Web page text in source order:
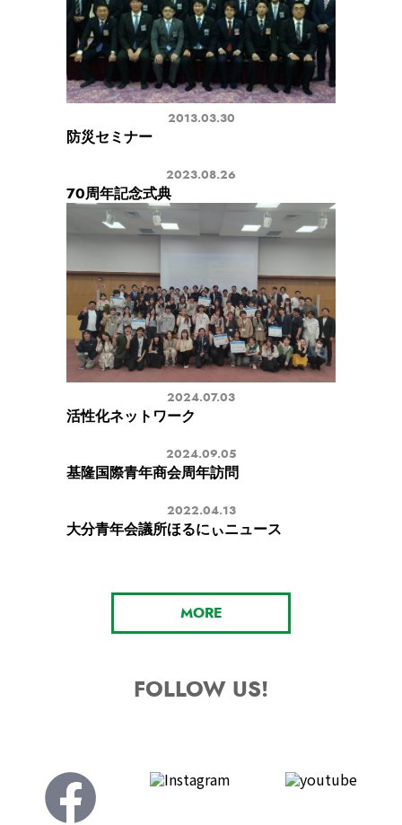
2013.03.30
防災セミナー
2023.08.26
70周年記念式典
2024.07.03
活性化ネットワーク
2024.09.05
基隆国際青年商会周年訪問
2022.04.13
大分青年会議所ほるにぃニュース
MORE
FOLLOW US!